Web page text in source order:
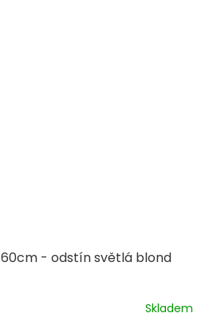
- odstín světlá blond
Skladem